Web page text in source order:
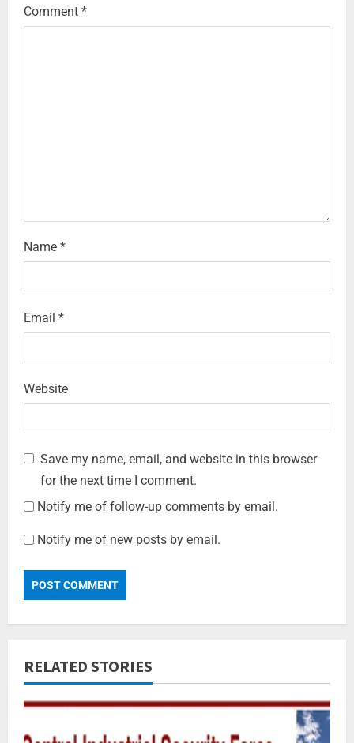
Comment *
Name *
Email *
Website
Save my name, email, and website in this browser
for the next time I comment.
Notify me of follow-up comments by email.
Notify me of new posts by email.
RELATED STORIES